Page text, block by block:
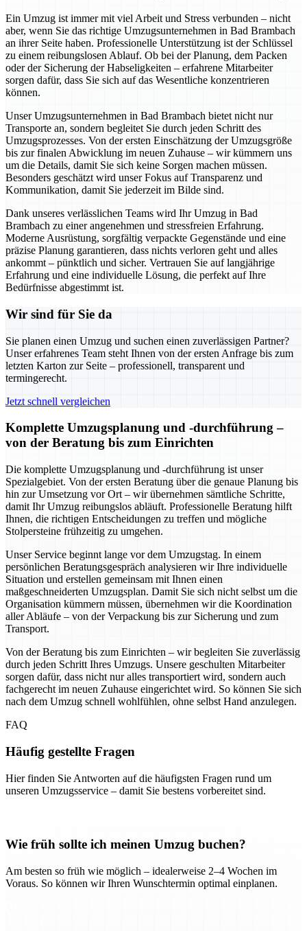
Ein Umzug ist immer mit viel Arbeit und Stress verbunden – nicht
aber, wenn Sie das richtige Umzugsunternehmen in Bad Brambach
an ihrer Seite haben. Professionelle Unterstützung ist der Schlüssel
zu einem reibungslosen Ablauf. Ob bei der Planung, dem Packen
oder der Sicherung der Habseligkeiten – erfahrene Mitarbeiter
sorgen dafür, dass Sie sich auf das Wesentliche konzentrieren
können.
Unser Umzugsunternehmen in Bad Brambach bietet nicht nur
Transporte an, sondern begleitet Sie durch jeden Schritt des
Umzugsprozesses. Von der ersten Einschätzung der Umzugsgröße
bis zur finalen Abwicklung im neuen Zuhause – wir kümmern uns
um die Details, damit Sie sich keine Sorgen machen müssen.
Besonders geschätzt wird unser Fokus auf Transparenz und
Kommunikation, damit Sie jederzeit im Bilde sind.
Dank unseres verlässlichen Teams wird Ihr Umzug in Bad
Brambach zu einer angenehmen und stressfreien Erfahrung.
Moderne Ausrüstung, sorgfältig verpackte Gegenstände und eine
präzise Planung garantieren, dass nichts verloren geht und alles
ankommt – pünktlich und sicher. Vertrauen Sie auf langjährige
Erfahrung und eine individuelle Lösung, die perfekt auf Ihre
Bedürfnisse abgestimmt ist.
Wir sind für Sie da
Sie planen einen Umzug und suchen einen zuverlässigen Partner?
Unser erfahrenes Team steht Ihnen von der ersten Anfrage bis zum
letzten Karton zur Seite – professionell, transparent und
termingerecht.
Jetzt schnell vergleichen
Komplette Umzugsplanung und -durchführung –
von der Beratung bis zum Einrichten
Die komplette Umzugsplanung und -durchführung ist unser
Spezialgebiet. Von der ersten Beratung über die genaue Planung bis
hin zur Umsetzung vor Ort – wir übernehmen sämtliche Schritte,
damit Ihr Umzug reibungslos abläuft. Professionelle Beratung hilft
Ihnen, die richtigen Entscheidungen zu treffen und mögliche
Stolpersteine frühzeitig zu umgehen.
Unser Service beginnt lange vor dem Umzugstag. In einem
persönlichen Beratungsgespräch analysieren wir Ihre individuelle
Situation und erstellen gemeinsam mit Ihnen einen
maßgeschneiderten Umzugsplan. Damit Sie sich nicht selbst um die
Organisation kümmern müssen, übernehmen wir die Koordination
aller Abläufe – von der Verpackung bis zur Sicherung und zum
Transport.
Von der Beratung bis zum Einrichten – wir begleiten Sie zuverlässig
durch jeden Schritt Ihres Umzugs. Unsere geschulten Mitarbeiter
sorgen dafür, dass nicht nur alles transportiert wird, sondern auch
fachgerecht im neuen Zuhause eingerichtet wird. So können Sie sich
nach dem Umzug schnell wohlfühlen, ohne selbst Hand anzulegen.
FAQ
Häufig gestellte Fragen
Hier finden Sie Antworten auf die häufigsten Fragen rund um
unseren Umzugsservice – damit Sie bestens vorbereitet sind.
Wie früh sollte ich meinen Umzug buchen?
Am besten so früh wie möglich – idealerweise 2–4 Wochen im
Voraus. So können wir Ihren Wunschtermin optimal einplanen.